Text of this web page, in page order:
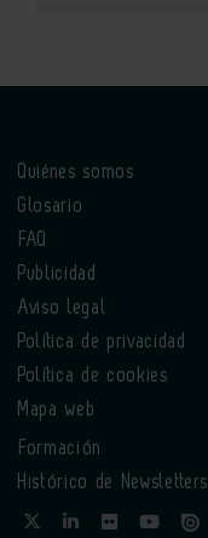
Quiénes somos
Glosario
FAQ
Publicidad
Aviso legal
Política de privacidad
Política de cookies
Mapa web
Formación
Histórico de Newsletters